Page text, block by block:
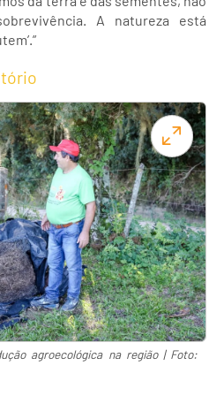
A natureza está
agroecológica na região | Foto: